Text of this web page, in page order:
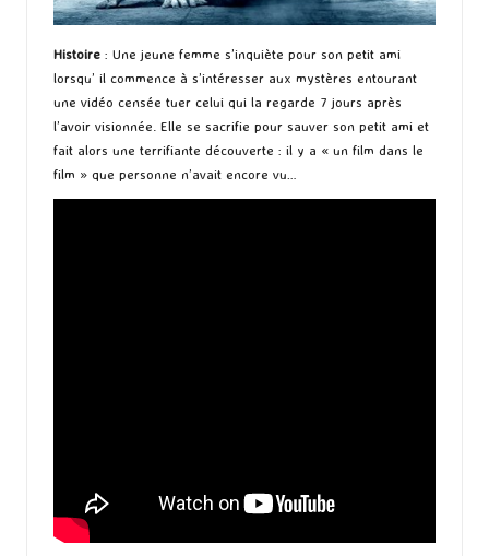
Histoire : Une jeune femme s’inquiète pour son petit ami
lorsqu’ il commence à s’intéresser aux mystères entourant
une vidéo censée tuer celui qui la regarde 7 jours après
l’avoir visionnée. Elle se sacrifie pour sauver son petit ami et
fait alors une terrifiante découverte : il y a « un film dans le
film » que personne n’avait encore vu…